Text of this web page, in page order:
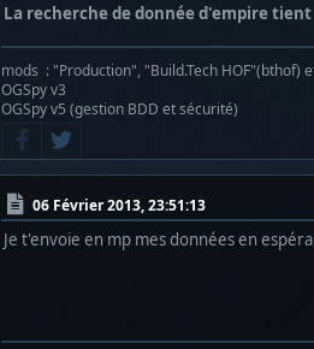
La recherche de donnée d'empire
mods : "Production", "Build.Tech HOF"(bthof)
OGSpy v3
OGSpy v5 (gestion BDD et sécurité)
06 Février 2013, 23:51:13
Je t'envoie en mp mes données en